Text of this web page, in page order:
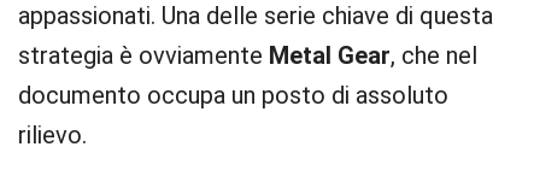
appassionati. Una delle serie chiave di questa
strategia è ovviamente Metal Gear, che nel
documento occupa un posto di assoluto
rilievo.